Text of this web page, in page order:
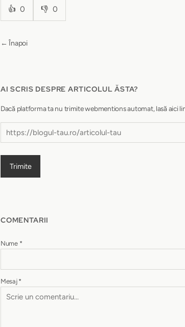
👍 0 👎 0
← Înapoi
AI SCRIS DESPRE ARTICOLUL ĂSTA?
Dacă platforma ta nu trimite webmentions automat, lasă aici
Trimite
COMENTARII
Nume *
Mesaj *